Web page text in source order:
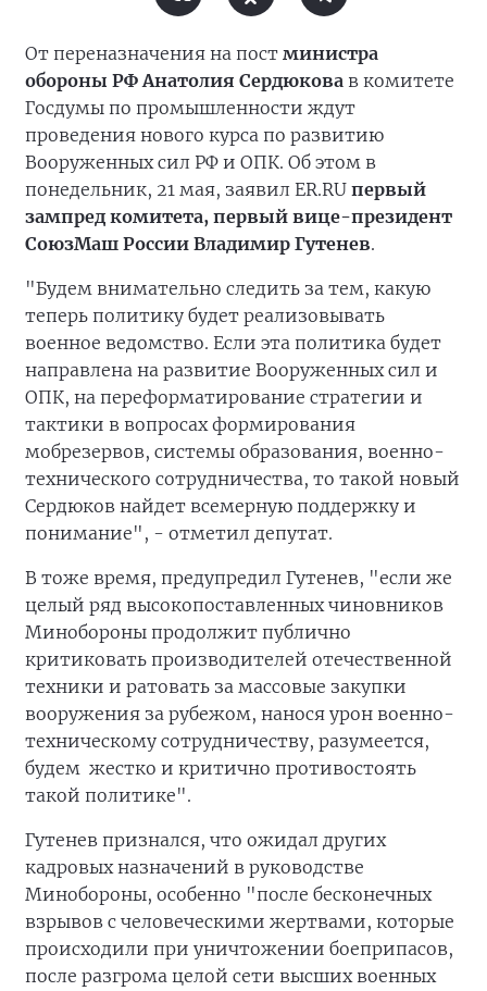
От переназначения на пост министра
обороны РФ Анатолия Сердюкова в комитете
Госдумы по промышленности ждут
проведения нового курса по развитию
Вооруженных сил РФ и ОПК. Об этом в
понедельник, 21 мая, заявил ER.RU первый
зампред комитета, первый вице-президент
СоюзМаш России Владимир Гутенев.
"Будем внимательно следить за тем, какую
теперь политику будет реализовывать
военное ведомство. Если эта политика будет
направлена на развитие Вооруженных сил и
ОПК, на переформатирование стратегии и
тактики в вопросах формирования
мобрезервов, системы образования, военно-
технического сотрудничества, то такой новый
Сердюков найдет всемерную поддержку и
понимание", - отметил депутат.
В тоже время, предупредил Гутенев, "если же
целый ряд высокопоставленных чиновников
Минобороны продолжит публично
критиковать производителей отечественной
техники и ратовать за массовые закупки
вооружения за рубежом, нанося урон военно-
техническому сотрудничеству, разумеется,
будем жестко и критично противостоять
такой политике".
Гутенев признался, что ожидал других
кадровых назначений в руководстве
Минобороны, особенно "после бесконечных
взрывов с человеческими жертвами, которые
происходили при уничтожении боеприпасов,
после разгрома целой сети высших военных